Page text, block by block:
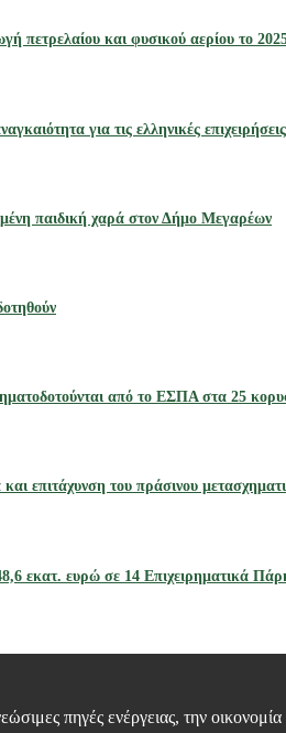
πετρελαίου και φυσικού αερίου το
για τις ελληνικές επιχειρήσεις
παιδική χαρά στον Δήμο Μεγαρέων
από το ΕΣΠΑ στα 25
επιτάχυνση του πράσινου
εκατ. ευρώ σε 14 Επιχειρηματικά
πηγές ενέργειας, την